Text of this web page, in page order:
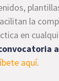
la
en
aquí.